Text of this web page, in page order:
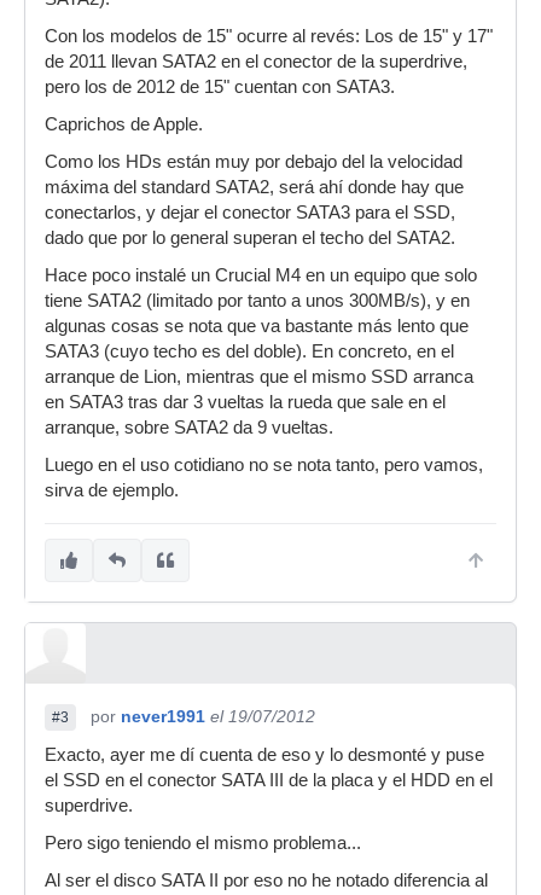
Con los modelos de 15" ocurre al revés: Los de 15" y 17"
de 2011 llevan SATA2 en el conector de la superdrive,
pero los de 2012 de 15" cuentan con SATA3.
Caprichos de Apple.
Como los HDs están muy por debajo del la velocidad
máxima del standard SATA2, será ahí donde hay que
conectarlos, y dejar el conector SATA3 para el SSD,
dado que por lo general superan el techo del SATA2.
Hace poco instalé un Crucial M4 en un equipo que solo
tiene SATA2 (limitado por tanto a unos 300MB/s), y en
algunas cosas se nota que va bastante más lento que
SATA3 (cuyo techo es del doble). En concreto, en el
arranque de Lion, mientras que el mismo SSD arranca
en SATA3 tras dar 3 vueltas la rueda que sale en el
arranque, sobre SATA2 da 9 vueltas.
Luego en el uso cotidiano no se nota tanto, pero vamos,
sirva de ejemplo.
#3 por never1991 el 19/07/2012
Exacto, ayer me dí cuenta de eso y lo desmonté y puse
el SSD en el conector SATA III de la placa y el HDD en el
superdrive.
Pero sigo teniendo el mismo problema...
Al ser el disco SATA II por eso no he notado diferencia al